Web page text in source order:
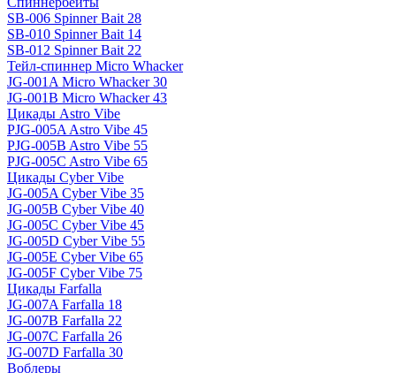
SB-006 Spinner Bait 28
SB-010 Spinner Bait 14
SB-012 Spinner Bait 22
Тейл-спиннер Micro Whacker
JG-001A Micro Whacker 30
JG-001B Micro Whacker 43
Цикады Astro Vibe
PJG-005A Astro Vibe 45
PJG-005B Astro Vibe 55
PJG-005C Astro Vibe 65
Цикады Cyber Vibe
JG-005A Cyber Vibe 35
JG-005B Cyber Vibe 40
JG-005C Cyber Vibe 45
JG-005D Cyber Vibe 55
JG-005E Cyber Vibe 65
JG-005F Cyber Vibe 75
Цикады Farfalla
JG-007A Farfalla 18
JG-007B Farfalla 22
JG-007C Farfalla 26
JG-007D Farfalla 30
Воблеры